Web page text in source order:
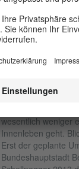
Mit der deutschen
Künstler Simon
Relikten der Arbeit
wurde die Arbeit
wesentlich weniger
Innenleben geht.
Erst der geplante
Bundeshauptstadt